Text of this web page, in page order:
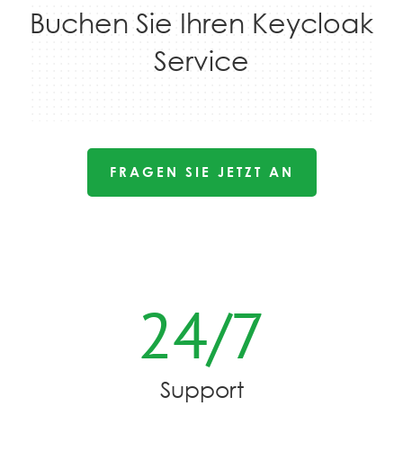
Buchen Sie Ihren Keycloak
Service
FRAGEN SIE JETZT AN
24/7
Support